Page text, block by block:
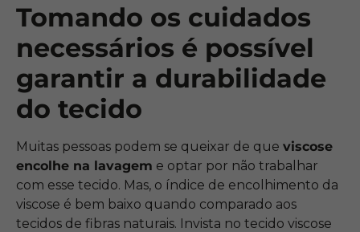
Tomando os cuidados
necessários é possível
garantir a durabilidade
do tecido
Muitas pessoas podem se queixar de que viscose
encolhe na lavagem e optar por não trabalhar
com esse tecido. Mas, o índice de encolhimento da
viscose é bem baixo quando comparado aos
tecidos de fibras naturais. Invista no tecido viscose